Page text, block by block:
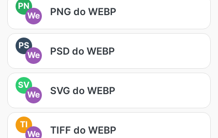
PN
We
PNG do WEBP
PS
We
PSD do WEBP
SV
We
SVG do WEBP
TI
We
TIFF do WEBP